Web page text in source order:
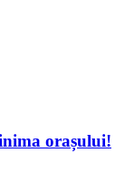
orașului!